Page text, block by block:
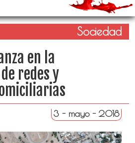
Sociedad
en la
redes y
3 - mayo - 2018